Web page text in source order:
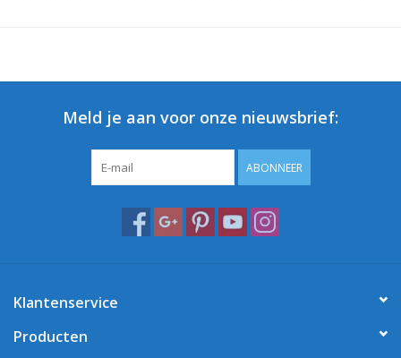
Meld je aan voor onze nieuwsbrief:
ABONNEER
Klantenservice
Producten